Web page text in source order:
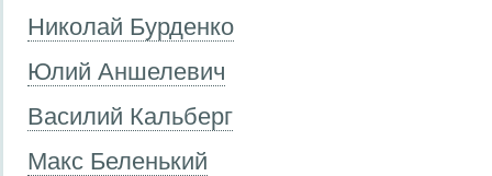
Николай Бурденко
Юлий Аншелевич
Василий Кальберг
Макс Беленький